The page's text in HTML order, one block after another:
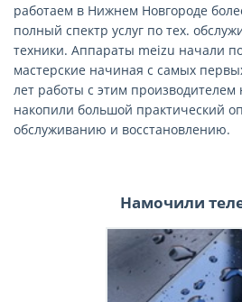
работаем в Нижнем Новгороде
полный спектр услуг по тех.
техники. Аппараты meizu начали
мастерские начиная с самых
лет работы с этим
накопили большой практический
обслуживанию и восстановлению.
Намочили